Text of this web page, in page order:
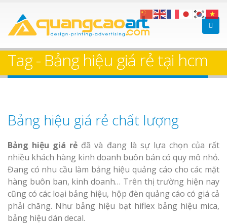
Tag - Bảng hiệu giá rẻ tại hcm
Bảng hiệu giá rẻ chất lượng
Bảng hiệu giá rẻ đã và đang là sự lựa chọn của rất
nhiều khách hàng kinh doanh buôn bán có quy mô nhỏ.
Đang có nhu cầu làm bảng hiệu quảng cáo cho các mặt
hàng buôn ban, kinh doanh… Trên thị trường hiện nay
cũng có các loại bảng hiệu, hộp đèn quảng cáo có giá cả
phải chăng. Như bảng hiệu bạt hiflex bảng hiệu mica,
bảng hiệu dán decal.